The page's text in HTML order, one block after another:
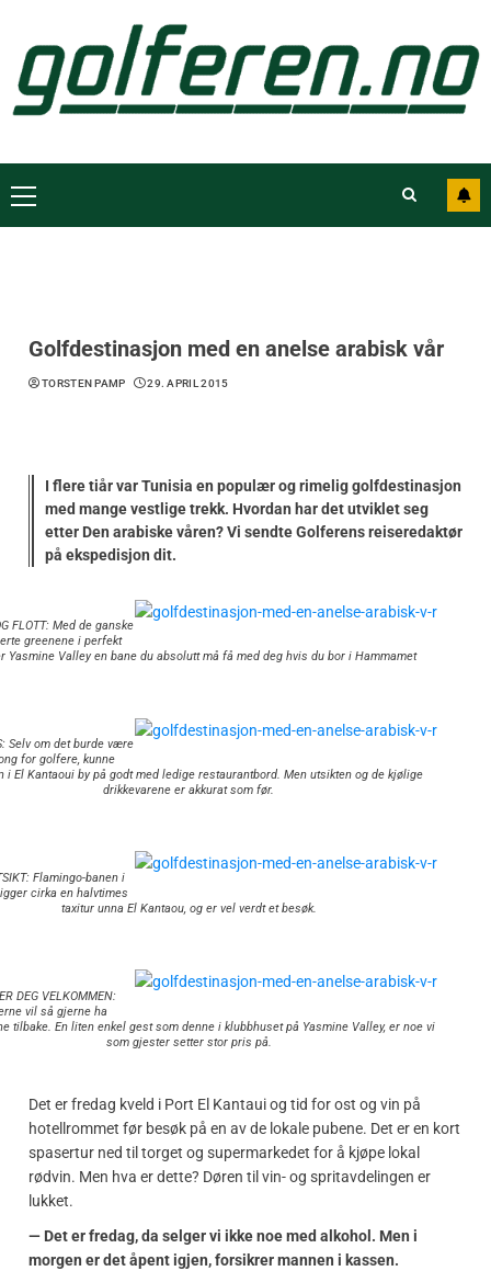
Golfdestinasjon med en anelse arabisk vår
TORSTEN PAMP 29. APRIL 2015
I flere tiår var Tunisia en populær og rimelig golfdestinasjon
med mange vestlige trekk. Hvordan har det utviklet seg
etter Den arabiske våren? Vi sendte Golferens reiseredaktør
på ekspedisjon dit.
FLOTT: Med de ganske
greenene i perfekt
Yasmine Valley en bane du absolutt må få med deg hvis du bor i Hammamet
Selv om det burde være
for golfere, kunne
i El Kantaoui by på godt med ledige restaurantbord. Men utsikten og de kjølige
drikkevarene er akkurat som før.
Flamingo-banen i
cirka en halvtimes
taxitur unna El Kantaou, og er vel verdt et besøk.
DEG VELKOMMEN:
vil så gjerne ha
tilbake. En liten enkel gest som denne i klubbhuset på Yasmine Valley, er noe vi
som gjester setter stor pris på.
Det er fredag kveld i Port El Kantaui og tid for ost og vin på
hotellrommet før besøk på en av de lokale pubene. Det er en kort
spasertur ned til torget og supermarkedet for å kjøpe lokal
rødvin. Men hva er dette? Døren til vin- og spritavdelingen er
lukket.
— Det er fredag, da selger vi ikke noe med alkohol. Men i
morgen er det åpent igjen, forsikrer mannen i kassen.